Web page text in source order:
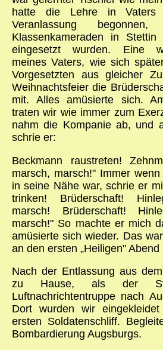
hatte die Lehre in Vaters
Veranlassung
Klassenkameraden in Stettin
eingesetzt wurden. Eine
meines Vaters, wie sich
Vorgesetzten aus gleicher
Weihnachtsfeier die
mit. Alles amüsierte sich.
traten wir wie immer zum
nahm die Kompanie ab, und
schrie er:
Beckmann raustreten!
marsch, marsch!" Immer
in seine Nähe war, schrie er
trinken! Brüderschaft!
marsch! Brüderschaft!
marsch!" So machte er mich
amüsierte sich wieder. Das
an den ersten „Heiligen"
Nach der Entlassung aus
zu Hause, als der
Luftnachrichtentruppe nach
Dort wurden wir
ersten Soldatenschliff.
Bombardierung Augsburgs.